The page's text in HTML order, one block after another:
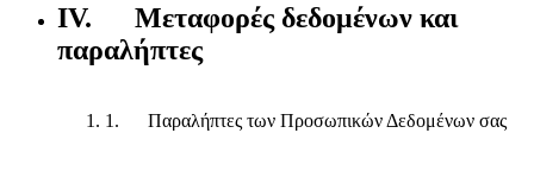
IV. Μεταφορές δεδομένων και
παραλήπτες
1. Παραλήπτες των Προσωπικών Δεδομένων σας